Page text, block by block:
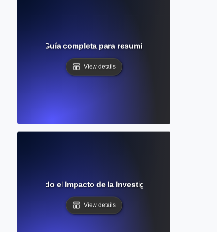
anotada? Guía completa para resumir y evaluar fuentes
View details
el Impacto de la Investigación a Través de
View details